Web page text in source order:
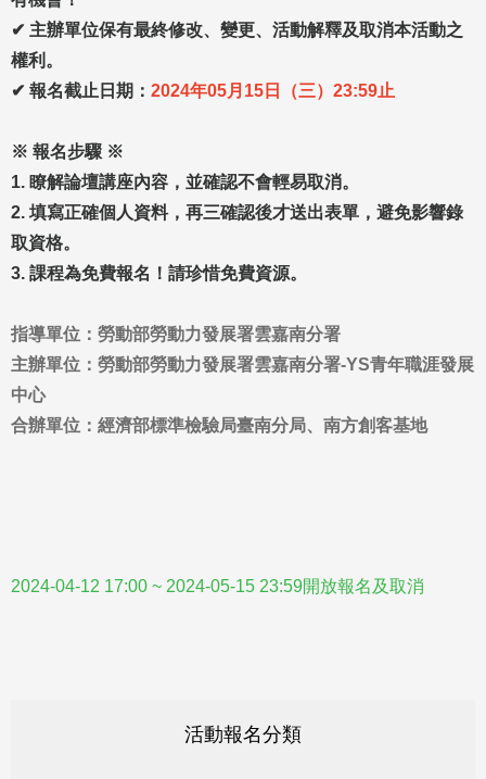
✔ 主辦單位保有最終修改、變更、活動解釋及取消本活動之
權利。
✔ 報名截止日期： 2024年05月15日（三）23:59止
※ 報名步驟 ※
1. 瞭解論壇講座內容，並確認不會輕易取消。
2. 填寫正確個人資料，再三確認後才送出表單，避免影響錄
取資格。
3. 課程為免費報名！請珍惜免費資源。
指導單位：勞動部勞動力發展署雲嘉南分署
主辦單位：勞動部勞動力發展署雲嘉南分署-YS青年職涯發展
中心
合辦單位：經濟部標準檢驗局臺南分局、 南方創客基地
2024-04-12 17:00 ~ 2024-05-15 23:59開放報名及取消
活動報名分類